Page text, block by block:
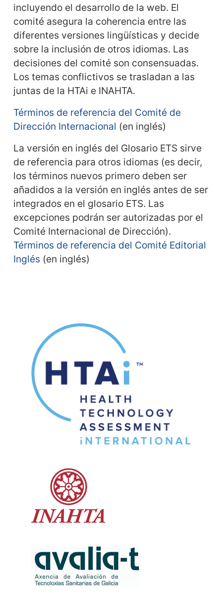
incluyendo el desarrollo de la web. El
comité asegura la coherencia entre las
diferentes versiones lingüísticas y decide
sobre la inclusión de otros idiomas. Las
decisiones del comité son consensuadas.
Los temas conflictivos se trasladan a las
juntas de la HTAi e INAHTA.
Términos de referencia del Comité de
Dirección Internacional (en inglés)
La versión en inglés del Glosario ETS sirve
de referencia para otros idiomas (es decir,
los términos nuevos primero deben ser
añadidos a la versión en inglés antes de ser
integrados en el glosario ETS. Las
excepciones podrán ser autorizadas por el
Comité Internacional de Dirección).
Términos de referencia del Comité Editorial
Inglés (en inglés)